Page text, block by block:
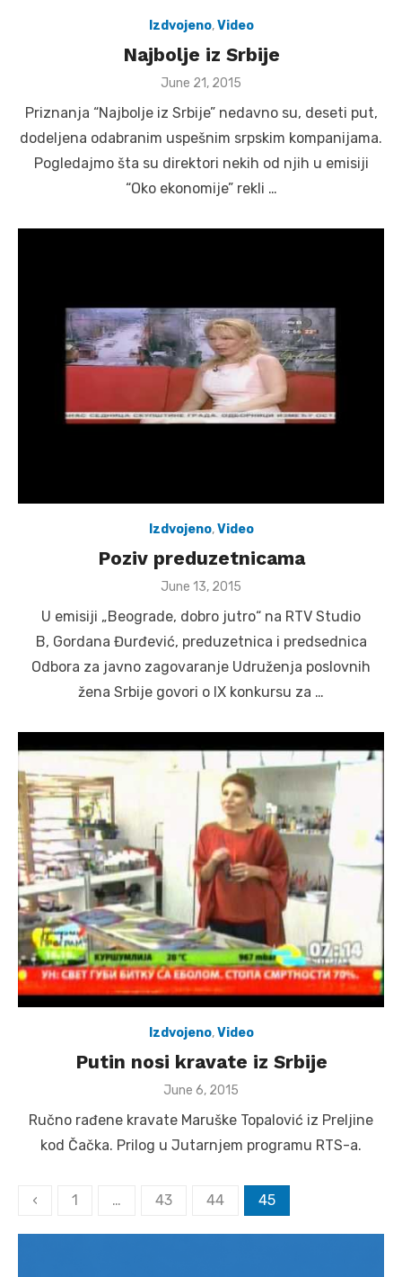
Izdvojeno,Video
Najbolje iz Srbije
Posted
June 21, 2015
Priznanja “Najbolje iz Srbije” nedavno su, deseti put,
dodeljena odabranim uspešnim srpskim kompanijama.
Pogledajmo šta su direktori nekih od njih u emisiji
“Oko ekonomije” rekli …
Izdvojeno,Video
Poziv preduzetnicama
Posted
June 13, 2015
U emisiji „Beograde, dobro jutro“ na RTV Studio
B, Gordana Đurđević, preduzetnica i predsednica
Odbora za javno zagovaranje Udruženja poslovnih
žena Srbije govori o IX konkursu za …
Izdvojeno,Video
Putin nosi kravate iz Srbije
Posted
June 6, 2015
Ručno rađene kravate Maruške Topalović iz Preljine
kod Čačka. Prilog u Jutarnjem programu RTS-a.
Posts
‹ 1 … 43 44 45